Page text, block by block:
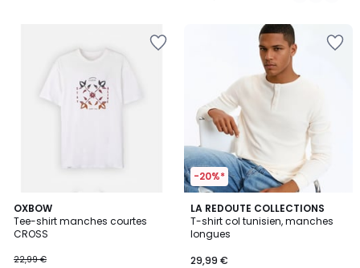
OXBOW
Tee-shirt manches courtes
CROSS
22,99 €
5
Couleurs
-20%*
LA REDOUTE COLLECTIONS
T-shirt col tunisien, manches
longues
29,99 €
4,8
/ 5
3
Couleurs